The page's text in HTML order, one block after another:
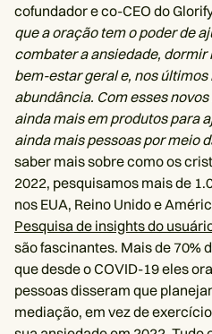
cofundador e co-CEO do
que a oração tem o poder de
combater a ansiedade,
bem-estar geral e, nos
abundância. Com esses
ainda mais em produtos para
ainda mais pessoas por meio
saber mais sobre como os
2022, pesquisamos mais de
nos EUA, Reino Unido e
Pesquisa de insights do
são fascinantes. Mais de 70%
que desde o COVID-19 eles
pessoas disseram que
mediação, em vez de